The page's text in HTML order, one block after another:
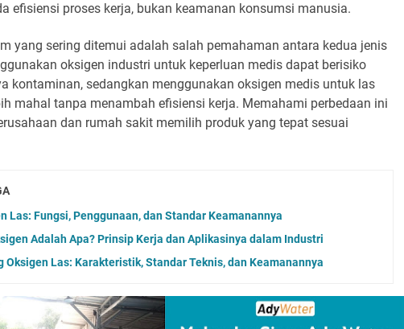
efisiensi proses kerja, bukan keamanan konsumsi manusia.
yang sering ditemui adalah salah pemahaman antara kedua jenis
oksigen industri untuk keperluan medis dapat berisiko
kontaminan, sedangkan menggunakan oksigen medis untuk las
mahal tanpa menambah efisiensi kerja. Memahami perbedaan ini
dan rumah sakit memilih produk yang tepat sesuai
Las: Fungsi, Penggunaan, dan Standar Keamanannya
Adalah Apa? Prinsip Kerja dan Aplikasinya dalam Industri
Oksigen Las: Karakteristik, Standar Teknis, dan Keamanannya